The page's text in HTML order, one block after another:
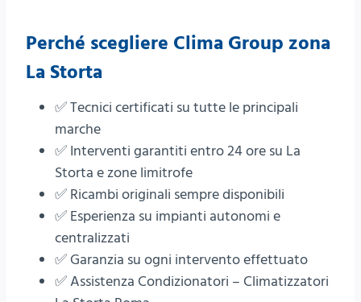
Perché scegliere Clima Group zona
La Storta
✅ Tecnici certificati su tutte le principali
marche
✅ Interventi garantiti entro 24 ore su La
Storta e zone limitrofe
✅ Ricambi originali sempre disponibili
✅ Esperienza su impianti autonomi e
centralizzati
✅ Garanzia su ogni intervento effettuato
✅ Assistenza Condizionatori – Climatizzatori